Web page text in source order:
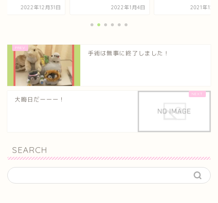
2022年12月31日 2022年1月4日 2021年12
手術は無事に終了しました！
大晦日だーーー！
SEARCH